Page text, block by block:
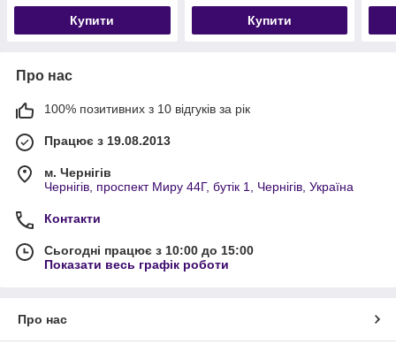
Купити Купити
Про нас
100% позитивних з 10 відгуків за рік
Працює з 19.08.2013
м. Чернігів
Чернігів, проспект Миру 44Г, бутік 1, Чернігів, Україна
Контакти
Сьогодні працює з 10:00 до 15:00
Показати весь графік роботи
Про нас